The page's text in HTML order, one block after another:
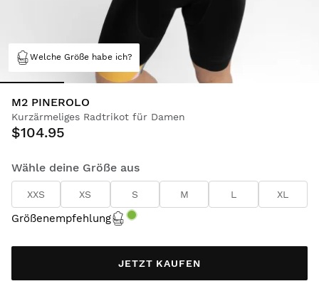
Welche Größe habe ich?
M2 PINEROLO
Kurzärmeliges Radtrikot für Damen
$104.95
Wähle deine Größe aus
XXS XS S M L XL
Größenempfehlung
JETZT KAUFEN